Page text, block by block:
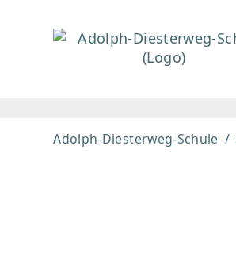
Adolph-Diesterweg-Schule